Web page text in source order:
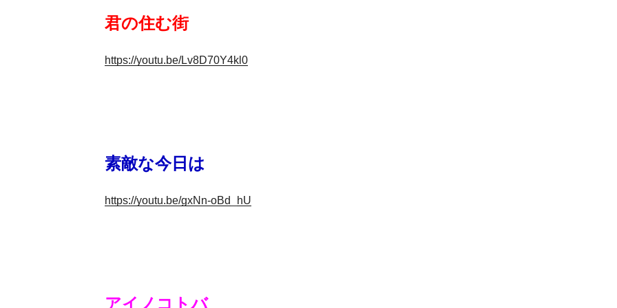
君の住む街
https://youtu.be/Lv8D70Y4kl0
素敵な今日は
https://youtu.be/gxNn-oBd_hU
アイノコトバ